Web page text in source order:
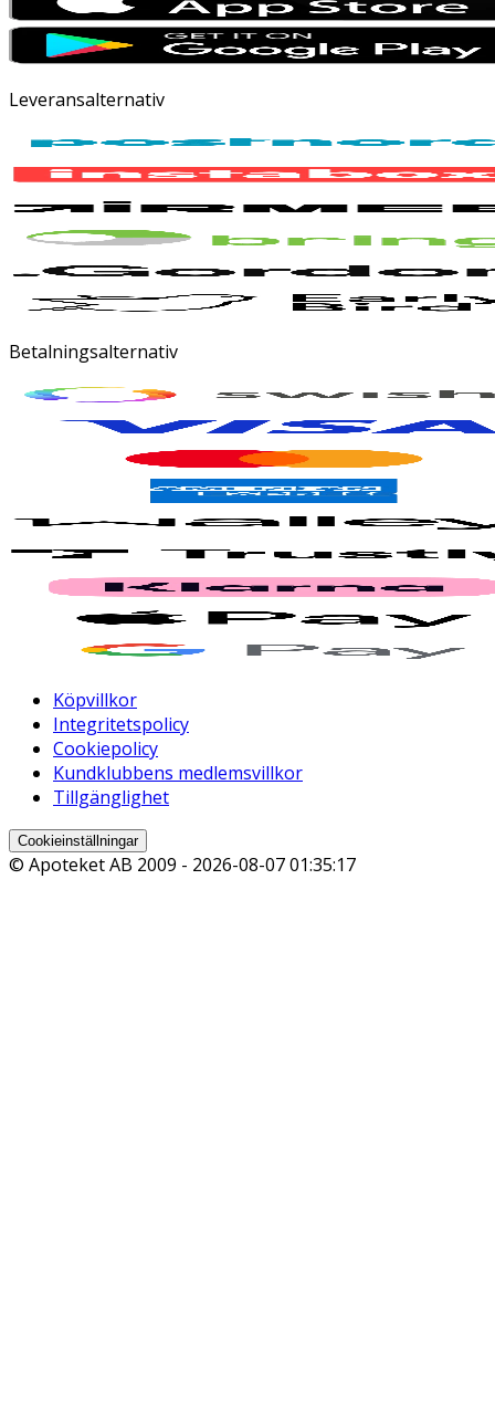
Leveransalternativ
Betalningsalternativ
Köpvillkor
Integritetspolicy
Cookiepolicy
Kundklubbens medlemsvillkor
Tillgänglighet
Cookieinställningar
© Apoteket AB 2009 - 2026-08-07 01:35:17